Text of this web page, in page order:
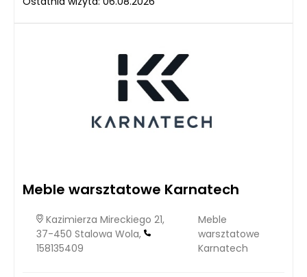
Meble warsztatowe Karnatech
Kazimierza Mireckiego 21,
37-450 Stalowa Wola,
158135409
Meble
warsztatowe
Karnatech